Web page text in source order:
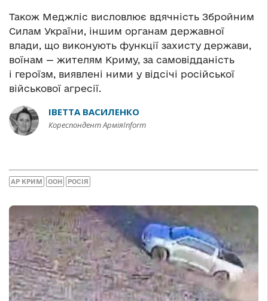
Також Меджліс висловлює вдячність Збройним
Силам України, іншим органам державної
влади, що виконують функції захисту держави,
воїнам — жителям Криму, за самовідданість
і героїзм, виявлені ними у відсічі російської
військової агресії.
ІВЕТТА ВАСИЛЕНКО
Кореспондент АрміяInform
АР КРИМ ООН РОСІЯ